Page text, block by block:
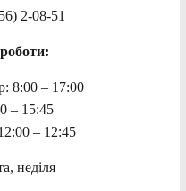
2-08-51
8:00 – 17:00
– 15:45
– 12:45
неділя